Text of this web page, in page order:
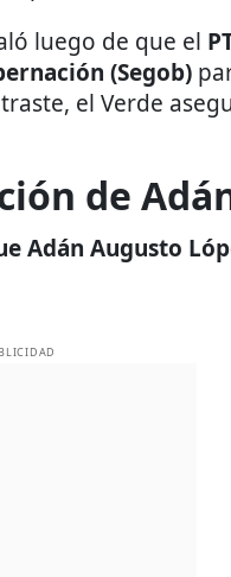
luego de que el
(Segob)
el Verde
de
Adán Augusto